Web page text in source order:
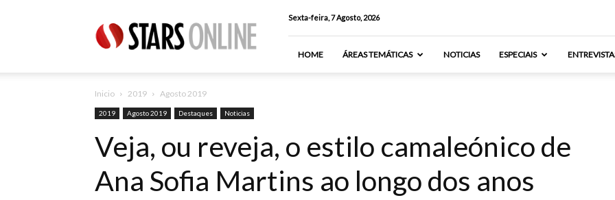
Online
Sexta-feira, 7 Agosto, 2026
HOME ÁREAS TEMÁTICAS NOTICIAS ESPECIAIS
Inicio 2019 Agosto 2019
2019 Agosto 2019 Destaques Noticias
Veja, ou reveja, o estilo camaleónico de
Ana Sofia Martins ao longo dos anos